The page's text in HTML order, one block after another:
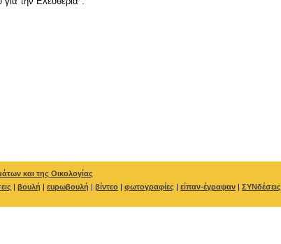
και της Οικολογίας
| βουλή | ευρωβουλή | βίντεο | φωτογραφίες | είπαν-έγραψαν | ΣΥΝδέσεις